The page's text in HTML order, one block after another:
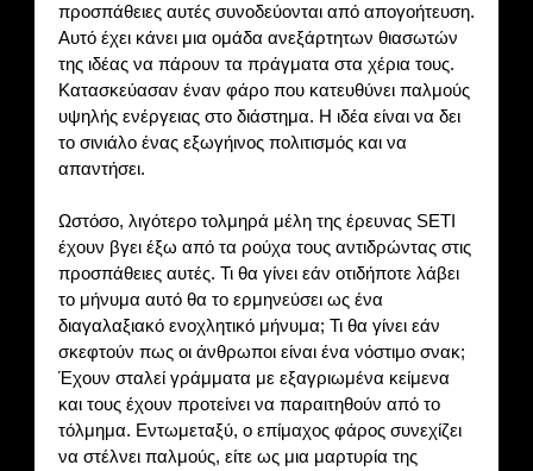
προσπάθειες αυτές συνοδεύονται από απογοήτευση.
Αυτό έχει κάνει μια ομάδα ανεξάρτητων θιασωτών
της ιδέας να πάρουν τα πράγματα στα χέρια τους.
Κατασκεύασαν έναν φάρο που κατευθύνει παλμούς
υψηλής ενέργειας στο διάστημα. Η ιδέα είναι να δει
το σινιάλο ένας εξωγήινος πολιτισμός και να
απαντήσει.
Ωστόσο, λιγότερο τολμηρά μέλη της έρευνας SETI
έχουν βγει έξω από τα ρούχα τους αντιδρώντας στις
προσπάθειες αυτές. Τι θα γίνει εάν οτιδήποτε λάβει
το μήνυμα αυτό θα το ερμηνεύσει ως ένα
διαγαλαξιακό ενοχλητικό μήνυμα; Τι θα γίνει εάν
σκεφτούν πως οι άνθρωποι είναι ένα νόστιμο σνακ;
Έχουν σταλεί γράμματα με εξαγριωμένα κείμενα
και τους έχουν προτείνει να παραιτηθούν από το
τόλμημα. Εντωμεταξύ, ο επίμαχος φάρος συνεχίζει
να στέλνει παλμούς, είτε ως μια μαρτυρία της